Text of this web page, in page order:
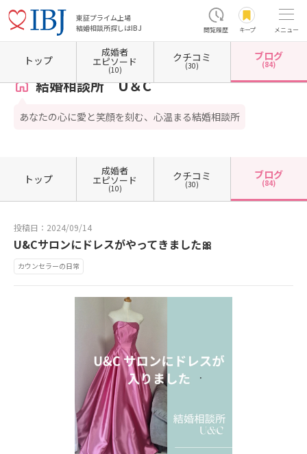
東証プライム上場
結婚相談所探しはIBJ
閲覧履歴 キープ メニュー
ホーム 福岡県の結婚相談所 福岡県福岡市 福岡県福岡市博多区 結婚相談所 U＆C
結婚相談所 U＆C
あなたの心に愛と笑顔を刻む、心温まる結婚相談所
トップ
成婚者
エピソード
(10)
クチコミ
(30)
ブログ
(84)
トップ
成婚者
エピソード
(10)
クチコミ
(30)
ブログ
(84)
投稿日：2024/09/14
U&Cサロンにドレスがやってきました🎀
カウンセラーの日常